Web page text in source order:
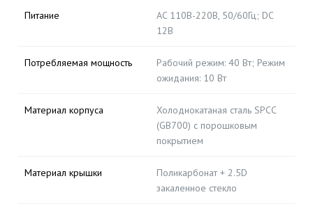
Питание
AC 110В-220В, 50/60Гц; DC
12В
Потребляемая мощность
Рабочий режим: 40 Вт; Режим
ожидания: 10 Вт
Материал корпуса
Холоднокатаная сталь SPCC
(GB700) с порошковым
покрытием
Материал крышки
Поликарбонат + 2.5D
закаленное стекло